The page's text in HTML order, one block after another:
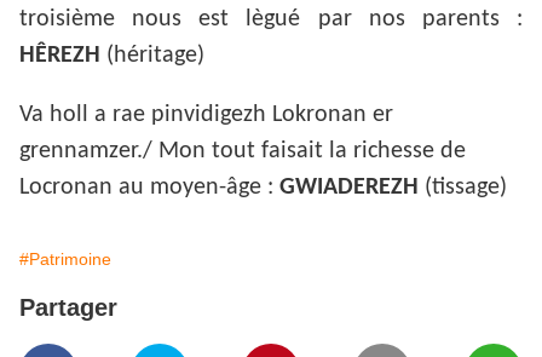
troisième nous est lègué par nos parents :
HÊREZH (héritage)
Va holl a rae pinvidigezh Lokronan er
grennamzer./ Mon tout faisait la richesse de
Locronan au moyen-âge : GWIADEREZH (tissage)
#Patrimoine
Partager